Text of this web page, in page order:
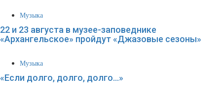
Музыка
22 и 23 августа в музее-заповеднике
«Архангельское» пройдут «Джазовые сезоны»
Музыка
«Если долго, долго, долго…»